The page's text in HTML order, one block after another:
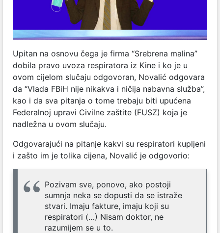
Upitan na osnovu čega je firma “Srebrena malina”
dobila pravo uvoza respiratora iz Kine i ko je u
ovom cijelom slučaju odgovoran, Novalić odgovara
da “Vlada FBiH nije nikakva i ničija nabavna služba”,
kao i da sva pitanja o tome trebaju biti upućena
Federalnoj upravi Civilne zaštite (FUSZ) koja je
nadležna u ovom slučaju.
Odgovarajući na pitanje kakvi su respiratori kupljeni
i zašto im je tolika cijena, Novalić je odgovorio:
Pozivam sve, ponovo, ako postoji
sumnja neka se dopusti da se istraže
stvari. Imaju fakture, imaju koji su
respiratori (…) Nisam doktor, ne
razumijem se u to.